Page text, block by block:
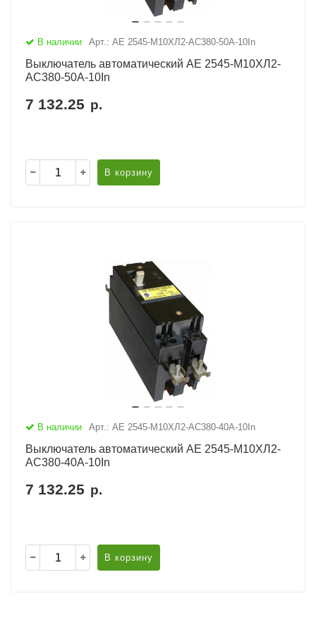
В наличии Арт.: АЕ 2545-М10ХЛ2-AC380-50А-10In
Выключатель автоматический АЕ 2545-М10ХЛ2-
AC380-50А-10In
7 132.25 р.
В корзину
В наличии Арт.: АЕ 2545-М10ХЛ2-AC380-40А-10In
Выключатель автоматический АЕ 2545-М10ХЛ2-
AC380-40А-10In
7 132.25 р.
В корзину